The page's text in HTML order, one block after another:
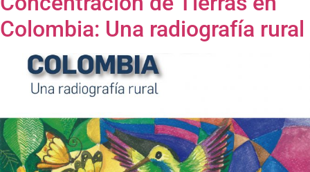
Colombia: Una radiografía rural